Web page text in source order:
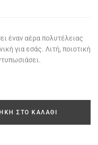
έναν αέρα πολυτέλειας
για εσάς. Λιτή, ποιοτική
ΣΤΟ ΚΑΛΆΘΙ